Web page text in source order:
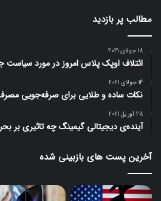
مطالب پر بازدید
18 جولای 2021
ائتلاف اوپک پلاس امروز در مورد سیاست
14 جولای 2021
نکات ساده و طلایی برای صرفه‌جویی
28 آوریل 2021
آینده‌ی دیجیتالی گیمینگ چه تاثیری بر
آخرین پست های بازبینی شده